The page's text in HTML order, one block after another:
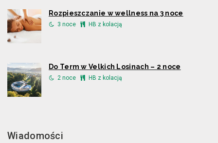
Rozpieszczanie w wellness na 3 noce
3 noce HB z kolacją
Do Term w Velkich Losinach – 2 noce
2 noce HB z kolacją
Wiadomości